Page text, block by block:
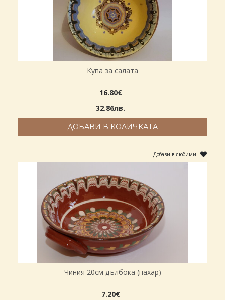
Купа за салата
16.80€
32.86лв.
ДОБАВИ В КОЛИЧКАТА
Добави в любими
Чиния 20см дълбока (пахар)
7.20€